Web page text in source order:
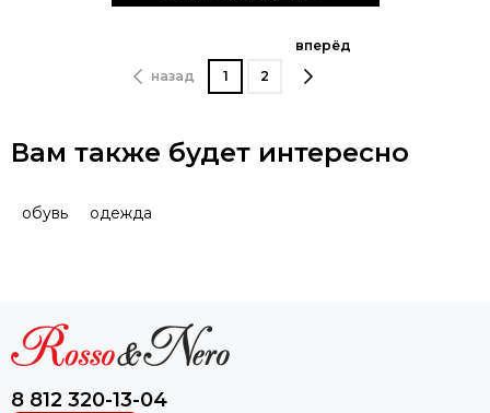
назад 1 2
вперёд
Вам также будет интересно
обувь одежда
8 812 320-13-04